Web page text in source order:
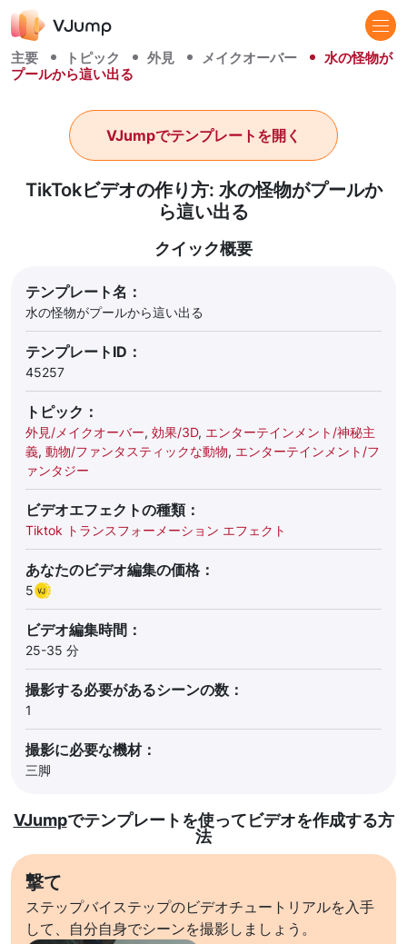
主要 トピック 外見 メイクオーバー
水の怪物が
プールから這い出る
TikTokビデオの作り方: 水の怪物がプールか
ら這い出る
VJumpでテンプレートを開く
クイック概要
テンプレート名：
水の怪物がプールから這い出る
テンプレートID：
45257
トピック：
外見/メイクオーバー, 効果/3D, エンターテインメント/神秘主
義, 動物/ファンタスティックな動物, エンターテインメント/フ
ァンタジー
ビデオエフェクトの種類：
Tiktok トランスフォーメーション エフェクト
あなたのビデオ編集の価格：
5
ビデオ編集時間：
25-35 分
撮影する必要があるシーンの数：
1
撮影に必要な機材：
三脚
VJumpでテンプレートを使ってビデオを作成する方
法
撃て
ステップバイステップのビデオチュートリアルを入手
して、自分自身でシーンを撮影しましょう。